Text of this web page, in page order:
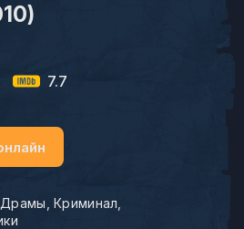
7.7
Драмы Криминал